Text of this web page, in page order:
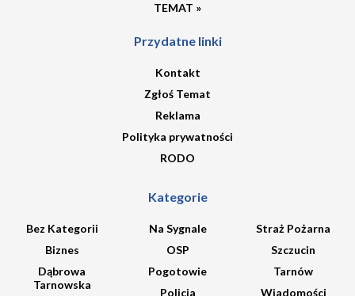
TEMAT »
Przydatne linki
Kontakt
Zgłoś Temat
Reklama
Polityka prywatności
RODO
Kategorie
Bez Kategorii
Biznes
Dąbrowa
Tarnowska
Na Sygnale
OSP
Pogotowie
Policja
Straż Pożarna
Szczucin
Tarnów
Wiadomości